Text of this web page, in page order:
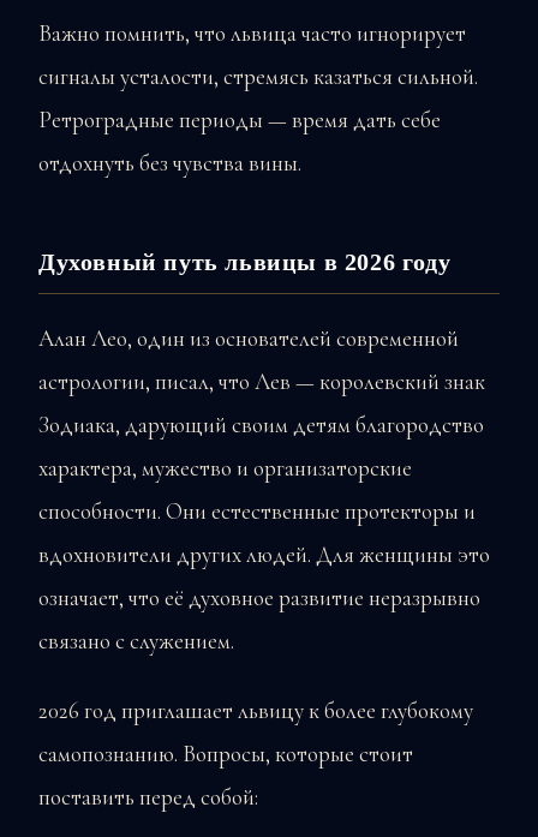
Важно помнить, что львица часто игнорирует
сигналы усталости, стремясь казаться сильной.
Ретроградные периоды — время дать себе
отдохнуть без чувства вины.
Духовный путь львицы в 2026 году
Алан Лео, один из основателей современной
астрологии, писал, что Лев — королевский знак
Зодиака, дарующий своим детям благородство
характера, мужество и организаторские
способности. Они естественные протекторы и
вдохновители других людей. Для женщины это
означает, что её духовное развитие неразрывно
связано с служением.
2026 год приглашает львицу к более глубокому
самопознанию. Вопросы, которые стоит
поставить перед собой: